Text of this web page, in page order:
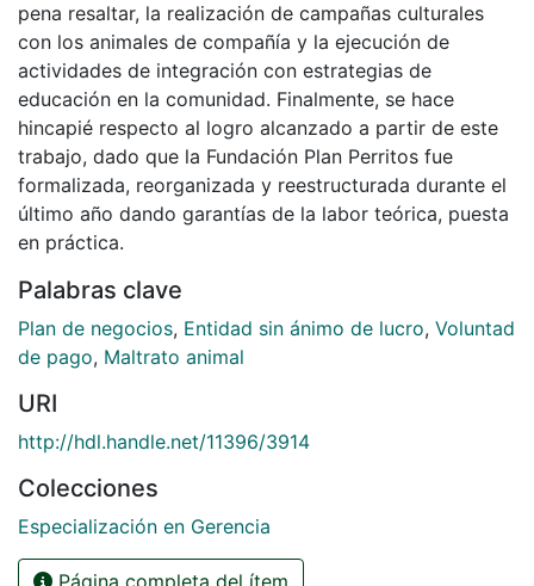
pena resaltar, la realización de campañas culturales
con los animales de compañía y la ejecución de
actividades de integración con estrategias de
educación en la comunidad. Finalmente, se hace
hincapié respecto al logro alcanzado a partir de este
trabajo, dado que la Fundación Plan Perritos fue
formalizada, reorganizada y reestructurada durante el
último año dando garantías de la labor teórica, puesta
en práctica.
Palabras clave
Plan de negocios, Entidad sin ánimo de lucro, Voluntad
de pago, Maltrato animal
URI
http://hdl.handle.net/11396/3914
Colecciones
Especialización en Gerencia